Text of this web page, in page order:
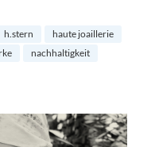
h.stern
haute joaillerie
nachhaltigkeit